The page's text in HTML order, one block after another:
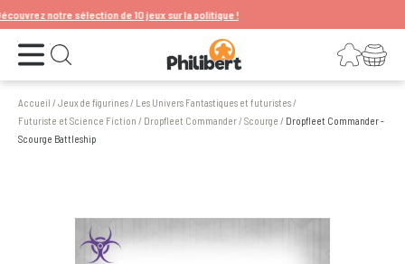
notre sélection de 10 jeux sur la politique !
Ouvrir le menu Ouvrir la recherche Connexion
Votre panier
Accueil /Jeux de figurines/ Les Univers Fantastiques et futuristes/
Futuriste et Science Fiction / Dropfleet Commander/Scourge / Dropfleet Commander -
Scourge Battleship